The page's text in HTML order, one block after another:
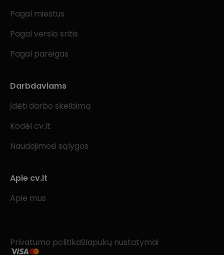
Pagal miestus
Pagal verslo sritis
Pagal pareigas
Darbdaviams
Įdėti darbo skelbimą
Kodėl cv.lt
Naudojimosi sąlygos
Apie cv.lt
Apie mus
Privatumo politikaSlapukų nustatymai